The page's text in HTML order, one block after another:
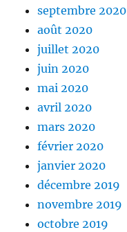
septembre 2020
août 2020
juillet 2020
juin 2020
mai 2020
avril 2020
mars 2020
février 2020
janvier 2020
décembre 2019
novembre 2019
octobre 2019